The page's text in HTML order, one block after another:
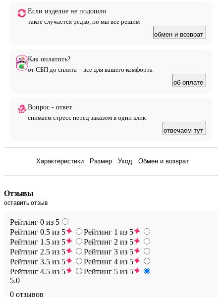
Если изделие не подошло
такое случается редко, но мы все решим
обмен и возврат
Как оплатить?
от СБП до сплита – все для вашего комфорта
об оплате
Вопрос - ответ
снимаем стресс перед заказом в один клик
отвечаем тут
Характеристики Размер Уход Обмен и возврат
Отзывы
оставить отзыв
Рейтинг 0 из 5
Рейтинг 0.5 из 5
Рейтинг 1 из 5
Рейтинг 1.5 из 5
Рейтинг 2 из 5
Рейтинг 2.5 из 5
Рейтинг 3 из 5
Рейтинг 3.5 из 5
Рейтинг 4 из 5
Рейтинг 4.5 из 5
Рейтинг 5 из 5
5.0
0 отзывов